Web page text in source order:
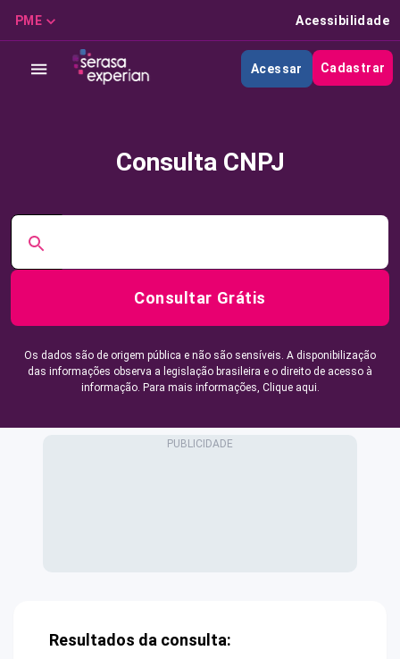
PME Acessibilidade
Acessar Cadastrar
Consulta CNPJ
Consultar Grátis
Os dados são de origem pública e não são sensíveis. A disponibilização
das informações observa a legislação brasileira e o direito de acesso à
informação. Para mais informações, Clique aqui.
Resultados da consulta: